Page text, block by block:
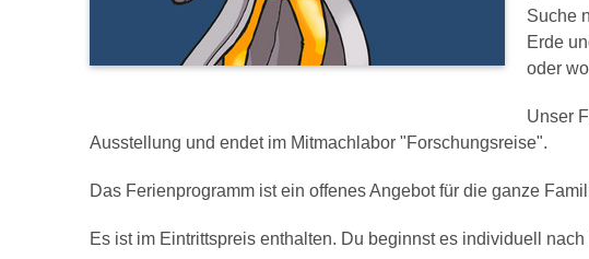
Suche
Erde
oder
Unser
Ausstellung und endet im Mitmachlabor "Forschungsreise".
Das Ferienprogramm ist ein offenes Angebot für die ganze
Es ist im Eintrittspreis enthalten. Du beginnst es individuell